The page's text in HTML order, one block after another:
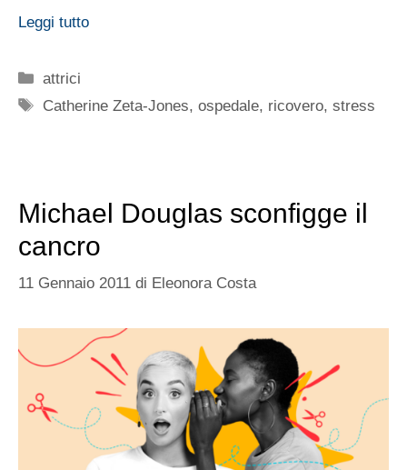
Leggi tutto
Categorie
attrici
Tag
Catherine Zeta-Jones,ospedale, ricovero,stress
Michael Douglas sconfigge il
cancro
11 Gennaio 2011 di Eleonora Costa